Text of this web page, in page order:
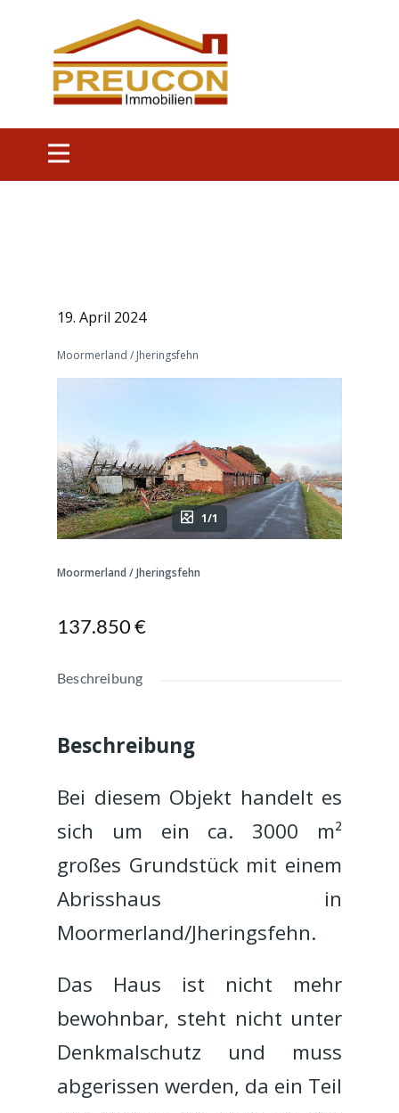
19. April 2024
Moormerland / Jheringsfehn
1/1
Moormerland / Jheringsfehn
137.850 €
Beschreibung
Beschreibung
Bei diesem Objekt handelt es
sich um ein ca. 3000 m²
großes Grundstück mit einem
Abrisshaus in
Moormerland/Jheringsfehn.
Das Haus ist nicht mehr
bewohnbar, steht nicht unter
Denkmalschutz und muss
abgerissen werden, da ein Teil